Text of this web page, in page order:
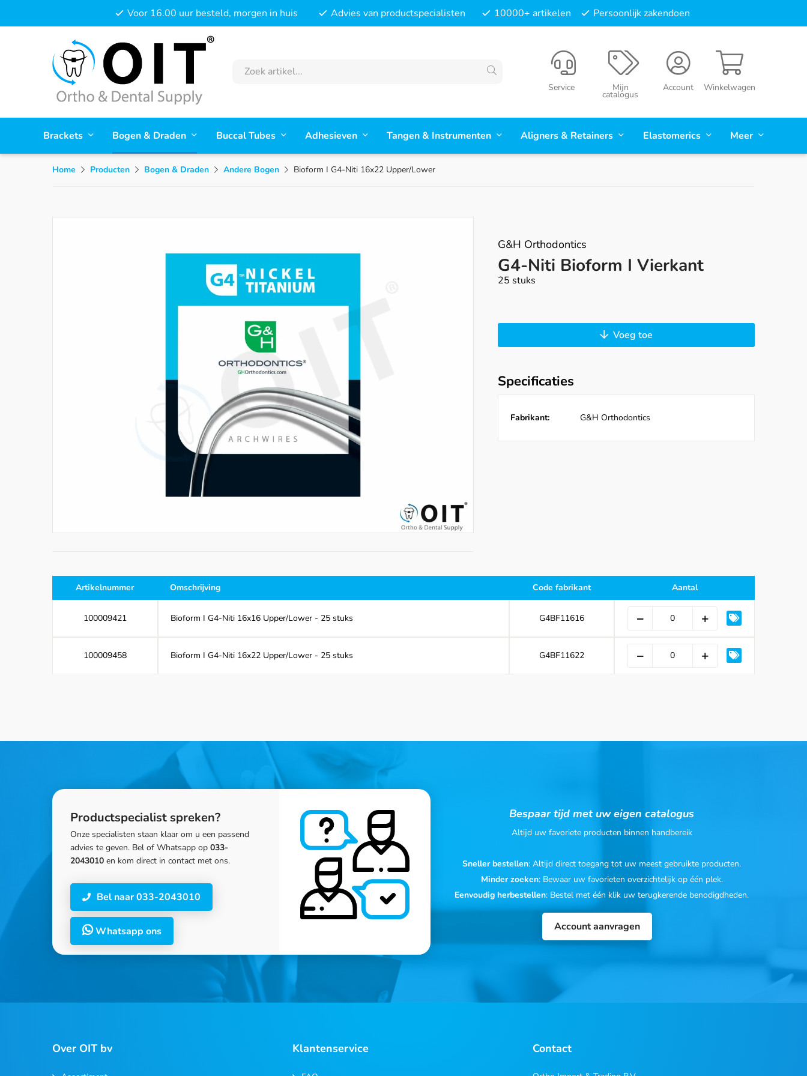
Voor 16.00 uur besteld, morgen in huis Advies van productspecialisten 10000+ artikelen Persoonlijk zakendoen
Winkelwagen
Account
Mijn
catalogus
Service
Brackets Bogen & Draden Buccal Tubes Adhesieven Tangen & Instrumenten Aligners & Retainers Elastomerics Meer
Home Producten Bogen & Draden Andere Bogen Bioform I G4-Niti 16x22 Upper/Lower
G&H Orthodontics
G4-Niti Bioform I Vierkant
25 stuks
Voeg toe
Specificaties
Fabrikant: G&H Orthodontics
Artikelnummer Omschrijving Code fabrikant Aantal
100009421 Bioform I G4-Niti 16x16 Upper/Lower - 25 stuks G4BF11616
100009458 Bioform I G4-Niti 16x22 Upper/Lower - 25 stuks G4BF11622
Productspecialist spreken?
Onze specialisten staan klaar om u een passend
advies te geven. Bel of Whatsapp op 033-
2043010 en kom direct in contact met ons.
Bel naar 033-2043010
Whatsapp ons
Bespaar tijd met uw eigen catalogus
Altijd uw favoriete producten binnen handbereik
Sneller bestellen: Altijd direct toegang tot uw meest gebruikte producten.
Minder zoeken: Bewaar uw favorieten overzichtelijk op één plek.
Eenvoudig herbestellen: Bestel met één klik uw terugkerende benodigdheden.
Account aanvragen
Over OIT bv Klantenservice Contact